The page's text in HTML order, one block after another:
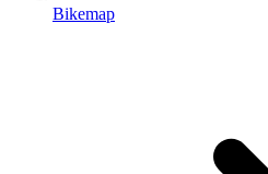
Bikemap